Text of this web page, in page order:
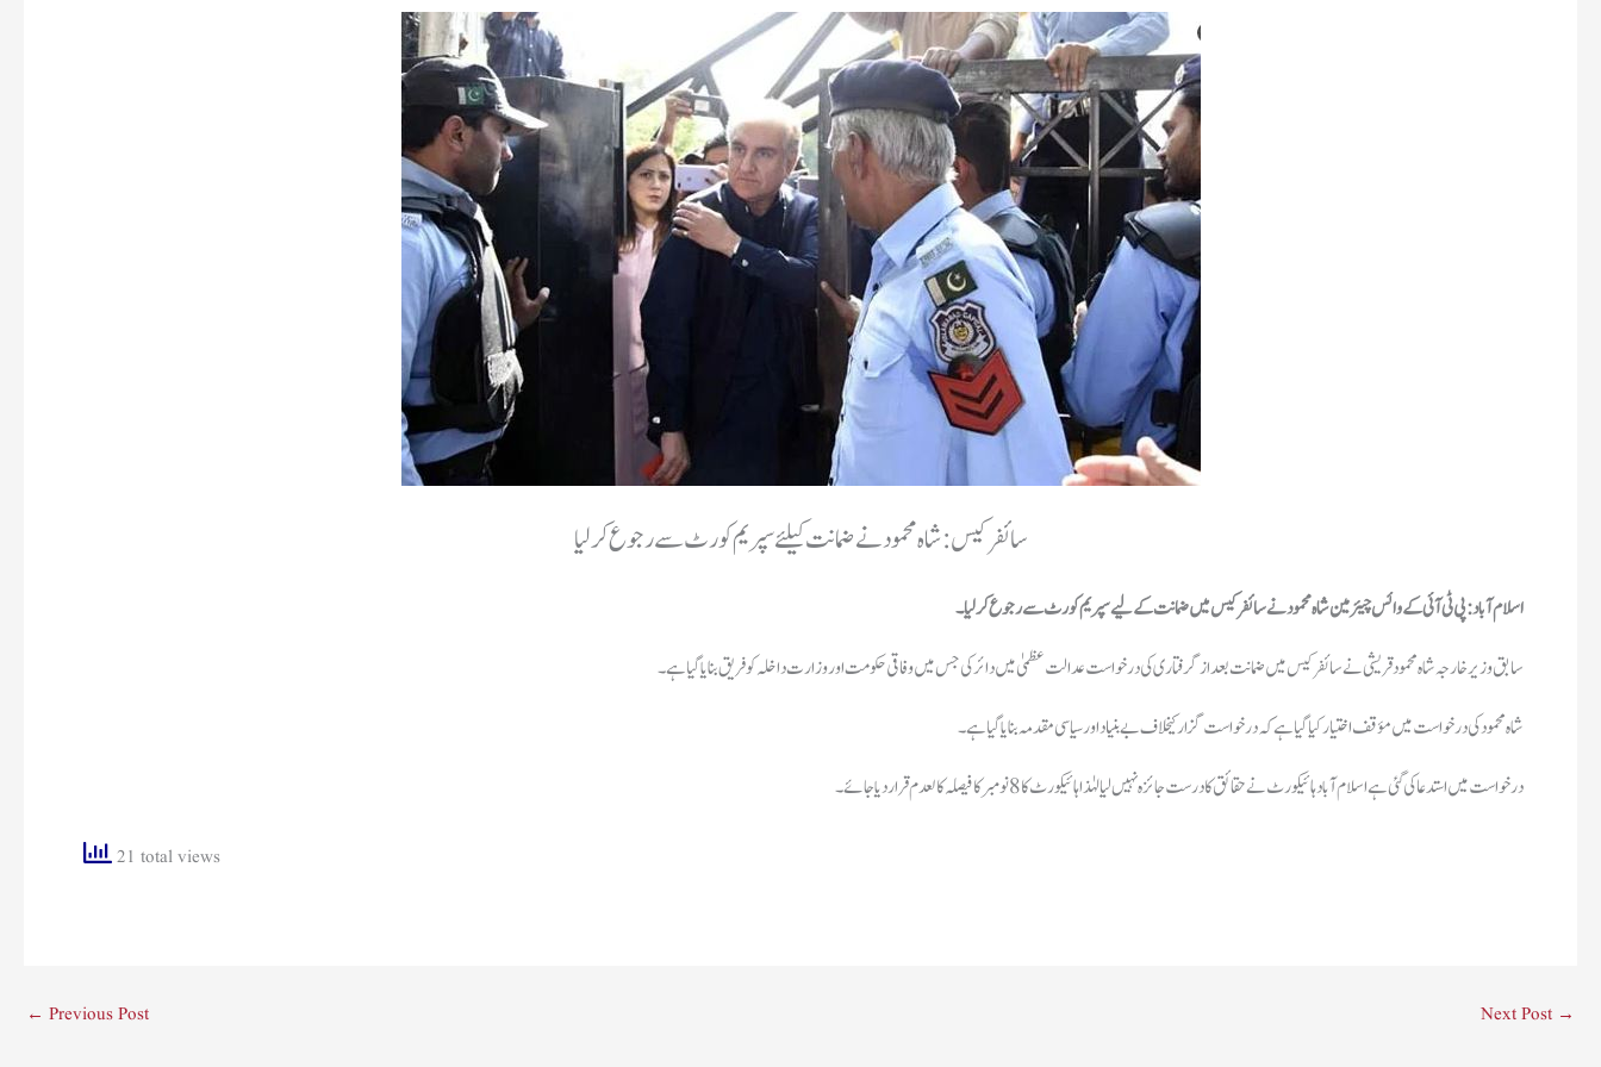
سائفر کیس: شاہ محمود نے ضمانت کیلئے سپریم کورٹ سے رجوع کرلیا
اسلام آباد: پی ٹی آئی کے وائس چیئرمین شاہ محمود نے سائفر کیس میں ضمانت کےلیے سپریم کورٹ سے رجوع کرلیا۔
سابق وزیر خارجہ شاہ محمود قریشی نے سائفر کیس میں ضمانت بعد از گرفتاری کی درخواست عدالت عظمیٰ میں دائر کی جس میں وفاقی حکومت اور وزارت داخلہ کو فریق بنایا گیا ہے۔
شاہ محمود کی درخواست میں مؤقف اختیار کیا گیا ہےکہ درخواست گزار کیخلاف بے بنیاد اور سیاسی مقدمہ بنایا گیا ہے۔
درخواست میں استدعا کی گئی ہے اسلام آباد ہائیکورٹ نے حقائق کا درست جائزہ نہیں لیا لہٰذا ہائیکورٹ کا 8 نومبرکا فیصلہ کالعدم قراردیا جائے۔
21 total views
← Previous Post Next Post →